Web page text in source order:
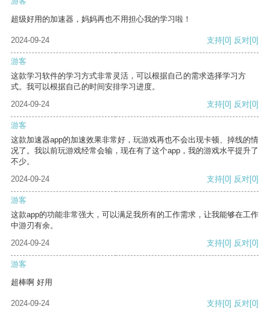
超级好用的加速器，妈妈再也不用担心我的学习啦！
2024-09-24 支持[0] 反对[0]
游客
这款学习软件的学习方式非常灵活，可以根据自己的需求选择学习方
式。我可以根据自己的时间安排学习进度。
2024-09-24
支持[0] 反对[0]
游客
这款加速器app的加速效果非常好，玩游戏再也不会出现卡顿、掉线的情
况了。我以前玩游戏经常会输，现在有了这个app，我的游戏水平提升了
不少。
2024-09-24
支持[0] 反对[0]
游客
这款app的功能非常强大，可以满足我所有的工作需求，让我能够在工作
中游刃有余。
2024-09-24
支持[0] 反对[0]
游客
超棒啊 好用
2024-09-24 支持[0] 反对[0]